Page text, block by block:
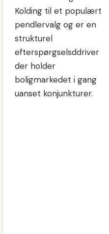
Kolding til et populært
pendlervalg og er en
strukturel
efterspørgselsddriver
der holder
boligmarkedet i gang
uanset konjunkturer.